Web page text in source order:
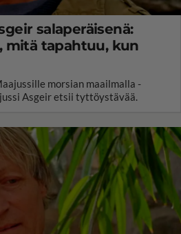
salaperäisenä:
mitä tapahtuu, kun
morsian maailmalla -
Asgeir etsii tyttöystävää.